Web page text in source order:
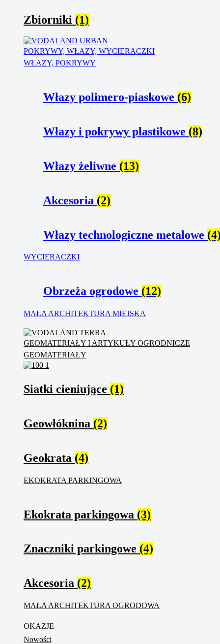
Zbiorniki (1)
POKRYWY, WŁAZY, WYCIERACZKI
WŁAZY, POKRYWY
Włazy polimero-piaskowe (6)
Włazy i pokrywy plastikowe (8)
Włazy żeliwne (13)
Akcesoria (2)
Włazy technologiczne metalowe
WYCIERACZKI
Obrzeża ogrodowe (12)
MAŁA ARCHITEKTURA MIEJSKA
GEOMATERIAŁY I ARTYKUŁY OGRODNICZE
GEOMATERIAŁY
Siatki cieniujące (1)
Geowłóknina (2)
Geokrata (4)
EKOKRATA PARKINGOWA
Ekokrata parkingowa (3)
Znaczniki parkingowe (4)
Akcesoria (2)
MAŁA ARCHITEKTURA OGRODOWA
OKAZJE
Nowości